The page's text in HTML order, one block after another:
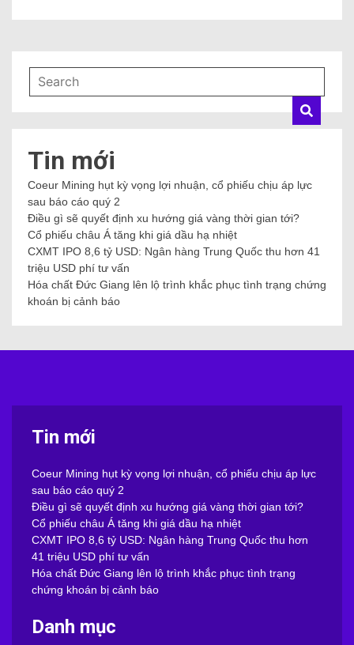
Tin mới
Coeur Mining hụt kỳ vọng lợi nhuận, cổ phiếu chịu áp lực
sau báo cáo quý 2
Điều gì sẽ quyết định xu hướng giá vàng thời gian tới?
Cổ phiếu châu Á tăng khi giá dầu hạ nhiệt
CXMT IPO 8,6 tỷ USD: Ngân hàng Trung Quốc thu hơn 41
triệu USD phí tư vấn
Hóa chất Đức Giang lên lộ trình khắc phục tình trạng chứng
khoán bị cảnh báo
Tin mới
Coeur Mining hụt kỳ vọng lợi nhuận, cổ phiếu chịu áp lực
sau báo cáo quý 2
Điều gì sẽ quyết định xu hướng giá vàng thời gian tới?
Cổ phiếu châu Á tăng khi giá dầu hạ nhiệt
CXMT IPO 8,6 tỷ USD: Ngân hàng Trung Quốc thu hơn
41 triệu USD phí tư vấn
Hóa chất Đức Giang lên lộ trình khắc phục tình trạng
chứng khoán bị cảnh báo
Danh mục